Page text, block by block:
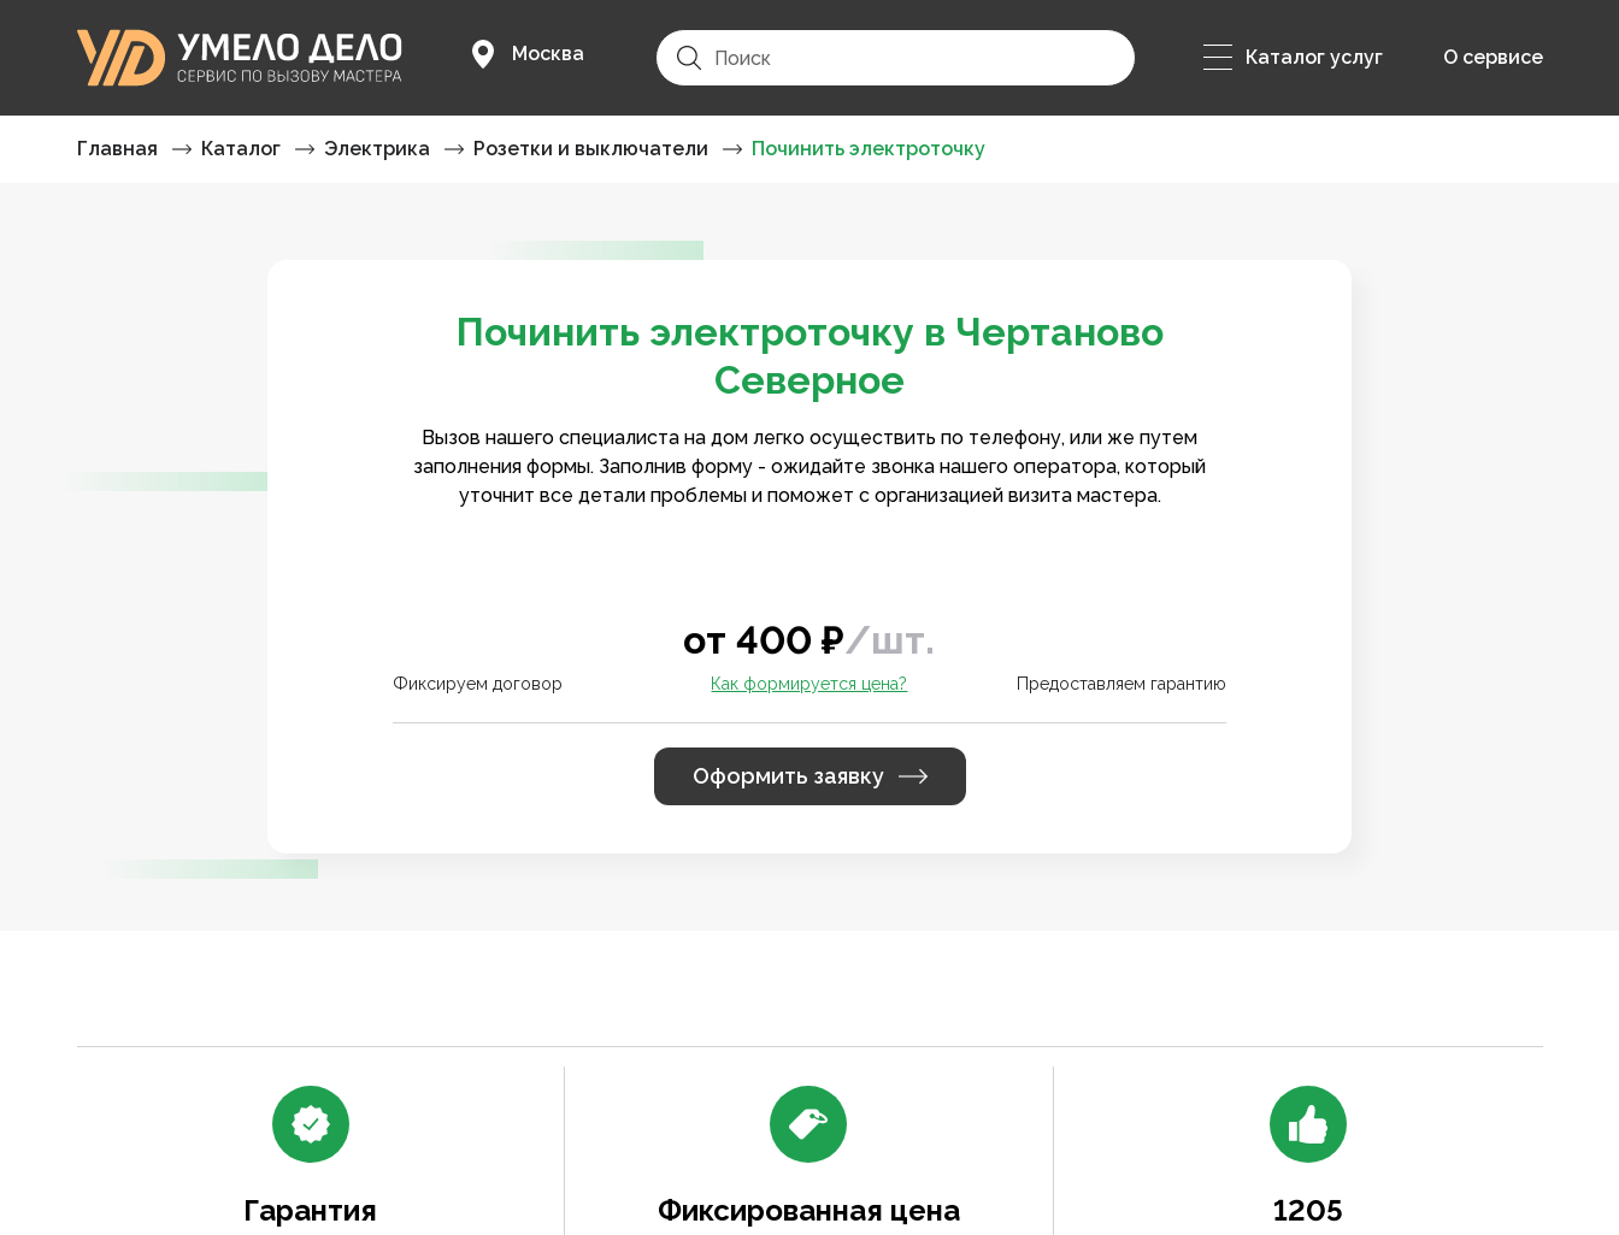
Москва Каталог услуг О сервисе
Главная Каталог Электрика Розетки и выключатели Починить электроточку
Починить электроточку в Чертаново
Северное
Вызов нашего специалиста на дом легко осуществить по телефону, или же путем
заполнения формы. Заполнив форму - ожидайте звонка нашего оператора, который
уточнит все детали проблемы и поможет с организацией визита мастера.
от400 ₽/шт.
Фиксируем договор Как формируется цена? Предоставляем гарантию
Оформить заявку
Гарантия Фиксированная цена 1205